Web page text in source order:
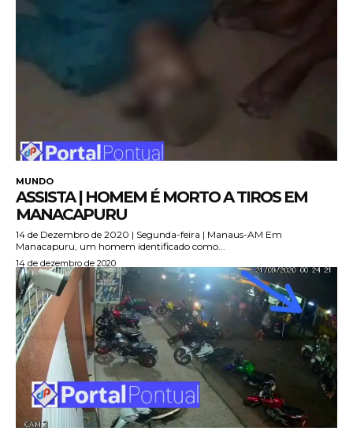
MUNDO
ASSISTA | HOMEM É MORTO A TIROS EM
MANACAPURU
14 de Dezembro de 2020 | Segunda-feira | Manaus-AM Em
Manacapuru, um homem identificado como...
14 de dezembro de 2020